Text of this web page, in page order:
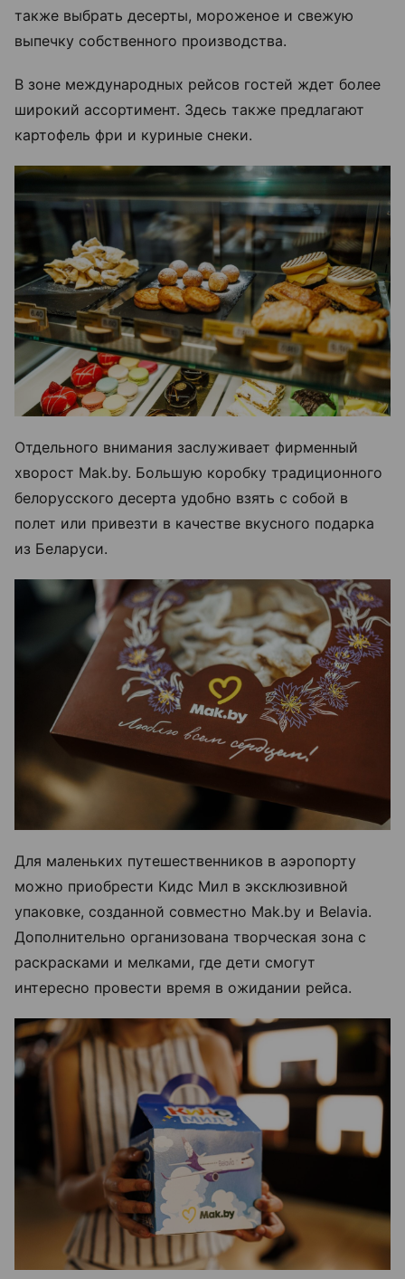
также выбрать десерты, мороженое и свежую
выпечку собственного производства.
В зоне международных рейсов гостей ждет более
широкий ассортимент. Здесь также предлагают
картофель фри и куриные снеки.
Отдельного внимания заслуживает фирменный
хворост Mak.by. Большую коробку традиционного
белорусского десерта удобно взять с собой в
полет или привезти в качестве вкусного подарка
из Беларуси.
Для маленьких путешественников в аэропорту
можно приобрести Кидс Мил в эксклюзивной
упаковке, созданной совместно Mak.by и Belavia.
Дополнительно организована творческая зона с
раскрасками и мелками, где дети смогут
интересно провести время в ожидании рейса.